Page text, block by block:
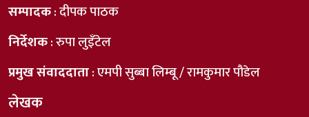
सम्पादक: दीपक पाठक
निर्देशक: रुपा लुइँटेल
प्रमुख संवाददाता: एमपी सुब्बा लिम्बू / रामकुमार पौडेल
लेखक